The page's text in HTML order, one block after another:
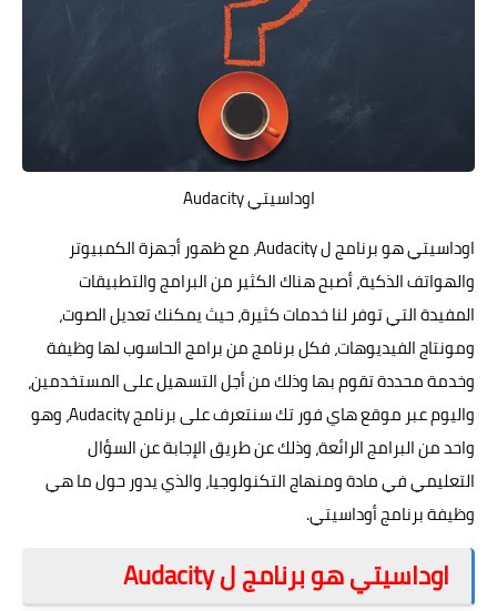
اوداسيتي Audacity
اوداسيتي هو برنامج ل Audacity، مع ظهور أجهزة الكمبيوتر
والهواتف الذكية، أصبح هناك الكثير من البرامج والتطبيقات
المفيدة التي توفر لنا خدمات كثيرة، حيث يمكنك تعديل الصوت،
ومونتاج الفيديوهات، فكل برنامج من برامج الحاسوب لها وظيفة
وخدمة محددة تقوم بها وذلك من أجل التسهيل على المستخدمين،
واليوم عبر موقعهاي فور تك
سنتعرف على برنامج Audacity، وهو
واحد من البرامج الرائعة، وذلك عن طريق الإجابة عن السؤال
التعليمي في مادة ومنهاج التكنولوجيا، والذي يدور حول ما هي
وظيفة برنامج أوداسيتي.
اوداسيتي هو برنامج ل Audacity